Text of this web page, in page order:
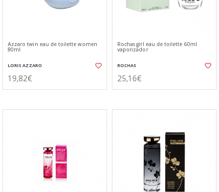
Azzaro twin eau de toilette women
80ml
LORIS AZZARO
19,82€
Rochas girl eau de toilette 60ml
vaporizador
ROCHAS
25,16€